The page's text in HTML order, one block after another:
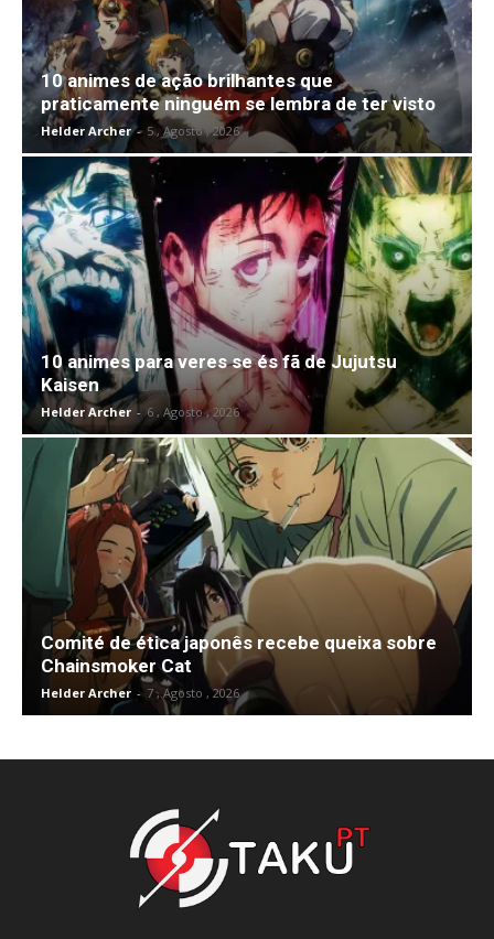
10 animes de ação brilhantes que
praticamente ninguém se lembra de ter visto
Helder Archer - 5 , Agosto , 2026
10 animes para veres se és fã de Jujutsu
Kaisen
Helder Archer - 6 , Agosto , 2026
Comité de ética japonês recebe queixa sobre
Chainsmoker Cat
Helder Archer - 7 , Agosto , 2026